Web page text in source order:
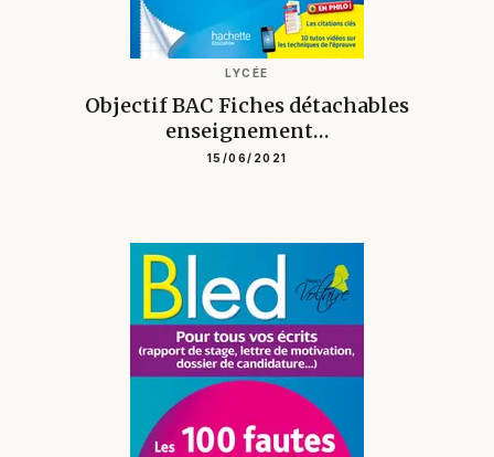
LYCÉE
Objectif BAC Fiches détachables
enseignement…
15/06/2021